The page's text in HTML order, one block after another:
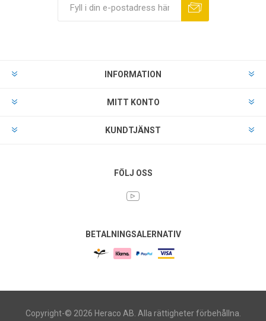
INFORMATION
MITT KONTO
KUNDTJÄNST
FÖLJ OSS
BETALNINGSALERNATIV
Copyright-© 2026 Heraco AB. Alla rättigheter förbehållna.